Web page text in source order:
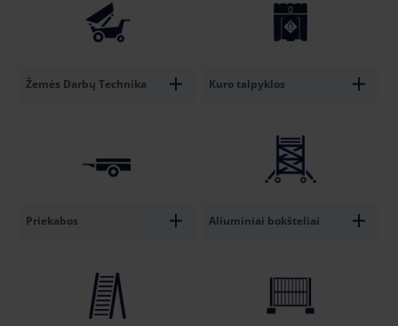
Žemės Darbų Technika Kuro talpyklos
Priekabos Aliuminiai bokšteliai